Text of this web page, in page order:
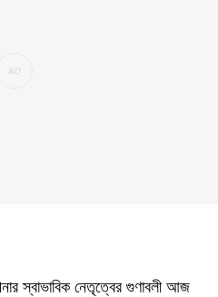
স্বাভাবিক নেতৃত্বের গুণাবলী আজ